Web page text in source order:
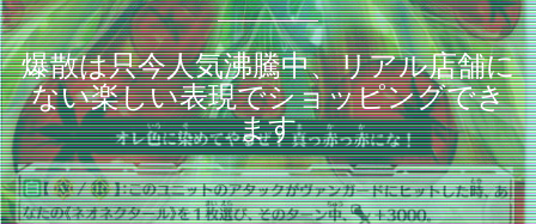
爆散は只今人気沸騰中、リアル店舗に
ない楽しい表現でショッピングでき
ます